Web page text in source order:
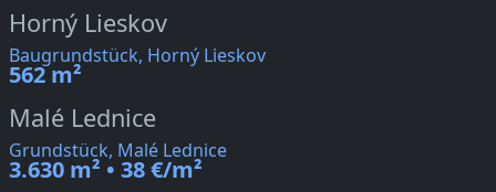
Horný Lieskov
Baugrundstück, Horný Lieskov
562 m²
Malé Lednice
Grundstück, Malé Lednice
3.630 m² • 38 €/m²